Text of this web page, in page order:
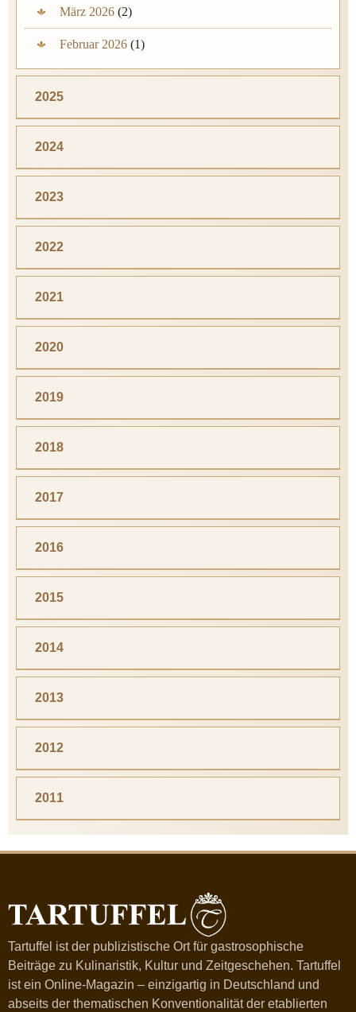
März 2026 (2)
Februar 2026 (1)
2025
2024
2023
2022
2021
2020
2019
2018
2017
2016
2015
2014
2013
2012
2011
Tartuffel ist der publizistische Ort für gastrosophische
Beiträge zu Kulinaristik, Kultur und Zeitgeschehen. Tartuffel
ist ein Online-Magazin – einzigartig in Deutschland und
abseits der thematischen Konventionalität der etablierten